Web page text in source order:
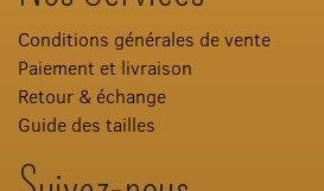
Conditions générales de vente
Paiement et livraison
Retour & échange
Guide des tailles